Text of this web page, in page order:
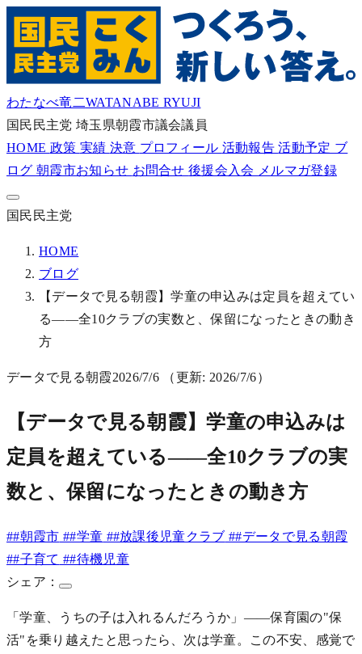
わたなべ竜二WATANABE RYUJI
国民民主党 埼玉県朝霞市議会議員
HOME 政策 実績 決意 プロフィール 活動報告活動予定 ブ
ログ 朝霞市お知らせ お問合せ後援会入会 メルマガ登録
国民民主党
HOME
ブログ
【データで見る朝霞】学童の申込みは定員を超えてい
る——全10クラブの実数と、保留になったときの動き
方
データで見る朝霞2026/7/6 （更新: 2026/7/6）
【データで見る朝霞】学童の申込みは
定員を超えている——全10クラブの実
数と、保留になったときの動き方
##朝霞市 ##学童 ##放課後児童クラブ ##データで見る朝霞
##子育て ##待機児童
シェア：
「学童、うちの子は入れるんだろうか」——保育園の"保
活"を乗り越えたと思ったら、次は学童。この不安、感覚で